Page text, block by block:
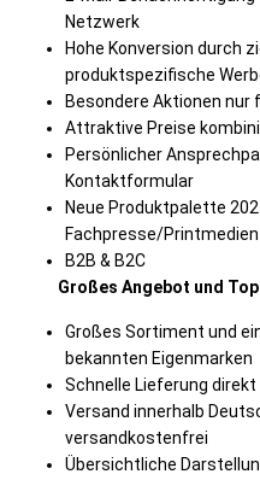
Netzwerk
Hohe Konversion durch
produktspezifische
Besondere Aktionen nur
Attraktive Preise
Persönlicher
Kontaktformular
Neue Produktpalette
Fachpresse/
B2B & B2C
Großes Angebot und
Großes Sortiment und
bekannten Eigenmarken
Schnelle Lieferung direkt
Versand innerhalb
versandkostenfrei
Übersichtliche